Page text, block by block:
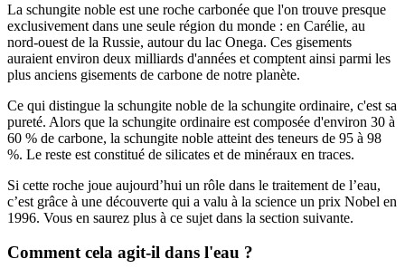
La schungite noble est une roche carbonée que l'on trouve presque
exclusivement dans une seule région du monde : en Carélie, au
nord-ouest de la Russie, autour du lac Onega. Ces gisements
auraient environ deux milliards d'années et comptent ainsi parmi les
plus anciens gisements de carbone de notre planète.
Ce qui distingue la schungite noble de la schungite ordinaire, c'est sa
pureté. Alors que la schungite ordinaire est composée d'environ 30 à
60 % de carbone, la schungite noble atteint des teneurs de 95 à 98
%. Le reste est constitué de silicates et de minéraux en traces.
Si cette roche joue aujourd’hui un rôle dans le traitement de l’eau,
c’est grâce à une découverte qui a valu à la science un prix Nobel en
1996. Vous en saurez plus à ce sujet dans la section suivante.
Comment cela agit-il dans l'eau ?